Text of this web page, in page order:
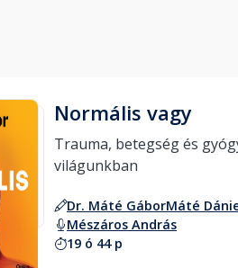
Normális vagy
Trauma, betegség és
Dr. Máté GáborMáté
Mészáros András
19 ó 44 p